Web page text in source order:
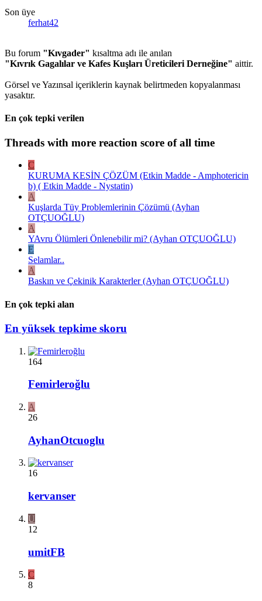
Son üye
ferhat42
Bu forum "Kıvgader" kısaltma adı ile anılan
"Kıvrık Gagalılar ve Kafes Kuşları Üreticileri Derneğine" aittir.
Görsel ve Yazınsal içeriklerin kaynak belirtmeden kopyalanması
yasaktır.
En çok tepki verilen
Threads with more reaction score of all time
C
KURUMA KESİN ÇÖZÜM (Etkin Madde - Amphotericin
b) ( Etkin Madde - Nystatin)
A
Kuşlarda Tüy Problemlerinin Çözümü (Ayhan
OTÇUOĞLU)
A
YAvru Ölümleri Önlenebilir mi? (Ayhan OTÇUOĞLU)
E
Selamlar..
A
Baskın ve Çekinik Karakterler (Ayhan OTÇUOĞLU)
En çok tepki alan
En yüksek tepkime skoru
164
Femirleroğlu
A
26
AyhanOtcuoglu
16
kervanser
U
12
umitFB
C
8